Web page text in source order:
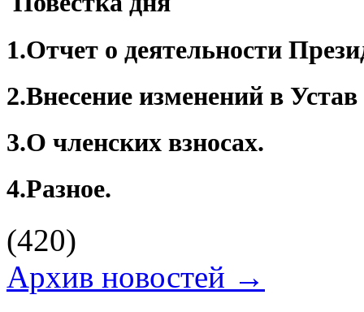
1.Отчет о деятельности
2.Внесение изменений в
3.О членских взносах.
4.Разное.
(420)
Архив новостей →